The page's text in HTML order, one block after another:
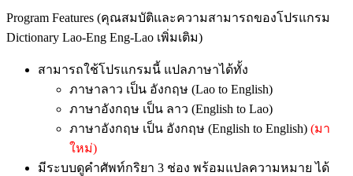
Program Features (คุณสมบัติและความสามารถของโปรแกรม
Dictionary Lao-Eng Eng-Lao เพิ่มเติม)
สามารถใช้โปรแกรมนี้ แปลภาษาได้ทั้ง
ภาษาลาว เป็น อังกฤษ (Lao to English)
ภาษาอังกฤษ เป็น ลาว (English to Lao)
ภาษาอังกฤษ เป็น อังกฤษ (English to English) (มา
ใหม่)
มีระบบดูคำศัพท์กริยา 3 ช่อง พร้อมแปลความหมาย ได้